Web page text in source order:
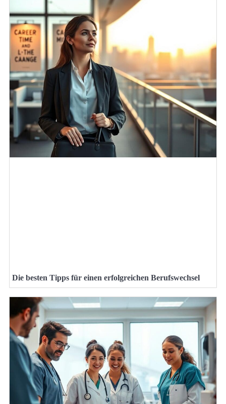
Die besten Tipps für einen erfolgreichen Berufswechsel